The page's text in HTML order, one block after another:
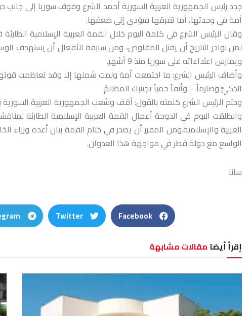
جدد رئيس الجمهورية العربية السورية أحمد الشرع وقوف سوريا إلى
أمة في وحدتها، أما تفرقها فيؤدي إلى ضعفها.
وقال الرئيس الشرع في كلمة اليوم خلال القمة العربية الإسلامية
لمن نوادر التاريخ أن يقتل المفاوض، ومن سابقة الأفعال أن يستهدف
ويمارس اعتداءاته على سوريا منذ 9 أشهر.
وأضاف الرئيس الشرع: ما اجتمعت أمة ولمت شملها إلا وقد تعاظمت
الذكيَّ وصارماً – وأنفاً حمياً تجتنبكَ المظالمُ.
وختم الرئيس الشرع كلمته بالقول: أقف وشعب الجمهورية العربية
وانطلقت اليوم في الدوحة أعمال القمة العربية الإسلامية الطارئة
العربية والإسلامية.ومن المقرر أن يصدر في ختام القمة بيان أعده
الواسع مع دولة قطر في مواجهة هذا العدوان.
سانا
Facebook
Twitter
إقرأ أيضا مقالات مشابهة